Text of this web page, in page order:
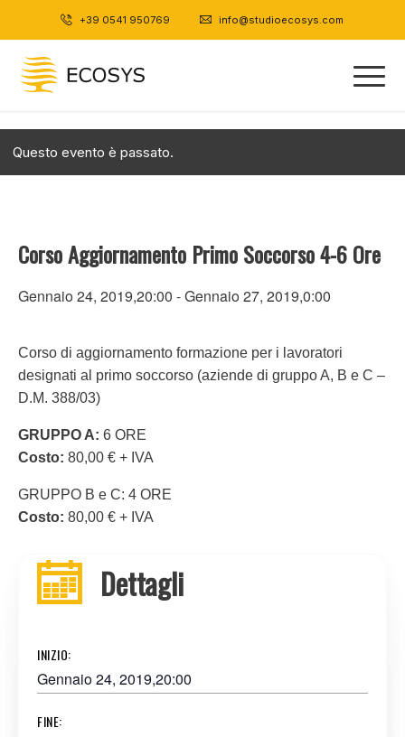
+39 0541 950769 info@studioecosys.com
Questo evento è passato.
Corso Aggiornamento Primo Soccorso 4-6 Ore
Gennaio 24, 2019,20:00 -Gennaio 27, 2019,0:00
Corso di aggiornamento formazione per i lavoratori
designati al primo soccorso (aziende di gruppo A, B e C –
D.M. 388/03)
GRUPPO A: 6 ORE
Costo: 80,00 € + IVA
GRUPPO B e C: 4 ORE
Costo: 80,00 € + IVA
Dettagli
INIZIO:
Gennaio 24, 2019,20:00
FINE: